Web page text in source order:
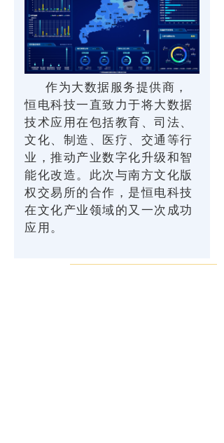
作为大数据服务提供商，
恒电科技一直致力于将大数据
技术应用在包括教育、司法、
文化、制造、医疗、交通等行
业，推动产业数字化升级和智
能化改造。此次与南方文化版
权交易所的合作，是恒电科技
在文化产业领域的又一次成功
应用。